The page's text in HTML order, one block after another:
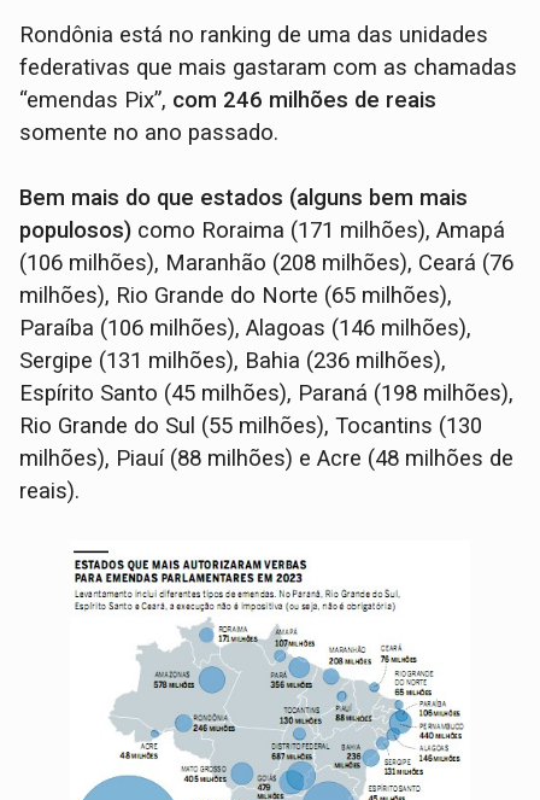
Rondônia está no ranking de uma das unidades
federativas que mais gastaram com as chamadas
“emendas Pix”, com 246 milhões de reais
somente no ano passado.
Bem mais do que estados (alguns bem mais
populosos) como Roraima (171 milhões), Amapá
(106 milhões), Maranhão (208 milhões), Ceará (76
milhões), Rio Grande do Norte (65 milhões),
Paraíba (106 milhões), Alagoas (146 milhões),
Sergipe (131 milhões), Bahia (236 milhões),
Espírito Santo (45 milhões), Paraná (198 milhões),
Rio Grande do Sul (55 milhões), Tocantins (130
milhões), Piauí (88 milhões) e Acre (48 milhões de
reais).